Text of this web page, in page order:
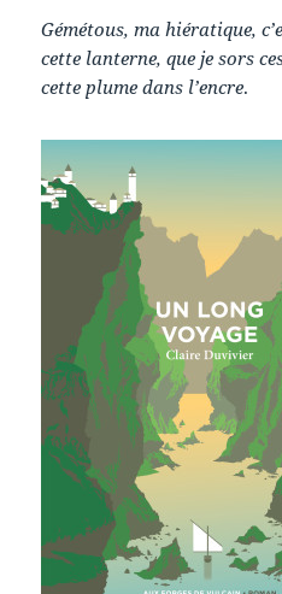
Gémétous, ma hiératique,
cette lanterne, que je sors
cette plume dans l’encre.